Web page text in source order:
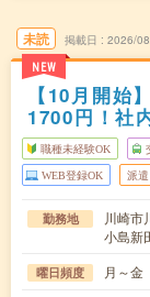
未読
NEW
掲載日 2026/
【10月開始
1700円！社
職種未経験OK
WEB登録OK 派遣
勤務地
川崎市
小島新
曜日頻度 月～